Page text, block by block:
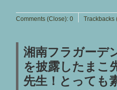
Comments (Close):0 Trackbacks
湘南フラガーデ
を披露したまこ
先生！とっても